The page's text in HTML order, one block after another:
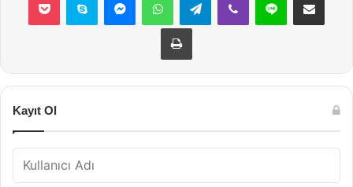
Yazdır
Kayıt Ol